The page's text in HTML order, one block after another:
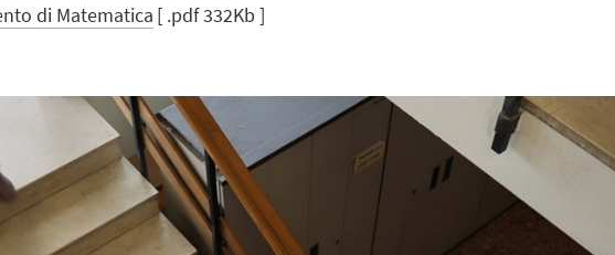
di Matematica [ .pdf 332Kb ]